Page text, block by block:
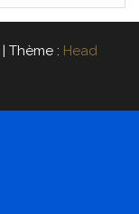
| Thème : Head